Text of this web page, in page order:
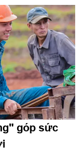
liệt sĩ tại Công viên Lê
góp sức